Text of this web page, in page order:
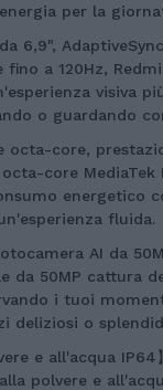
per la
6,9",
a 120Hz,
visiva
o guardando
octa-core,
core MediaTek
energetico
fluida.
AI da
da 50MP cattura
i tuoi
deliziosi o
e all'acqua IP64
polvere e